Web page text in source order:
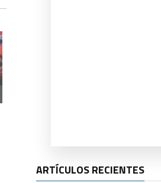
ARTÍCULOS RECIENTES